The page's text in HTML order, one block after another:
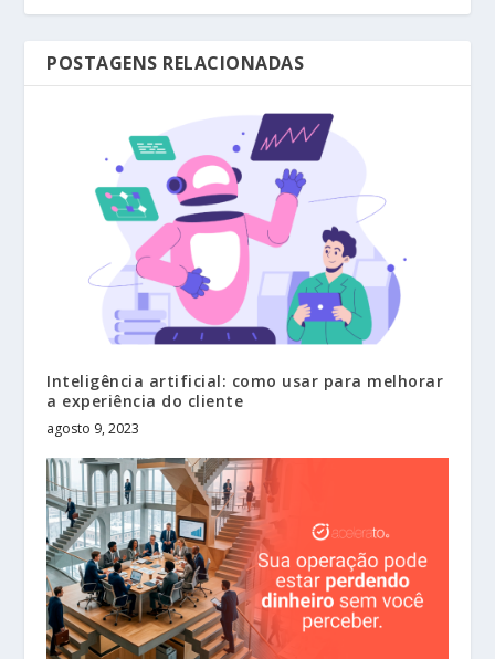
POSTAGENS RELACIONADAS
Inteligência artificial: como usar para melhorar
a experiência do cliente
agosto 9, 2023